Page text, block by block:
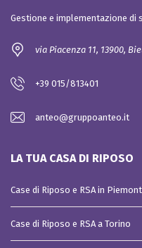
Gestione e implementazione
via Piacenza 11, 13900,
+39 015/813401
anteo@gruppoanteo.it
LA TUA CASA DI RIPOSO
Case di Riposo e RSA in
Case di Riposo e RSA a Torino